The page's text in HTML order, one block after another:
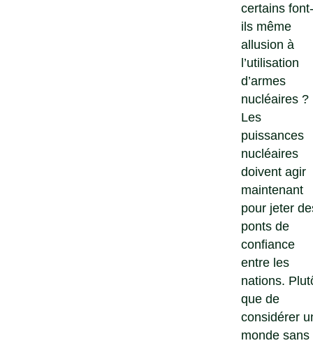
certains font-
ils même
allusion à
l’utilisation
d’armes
nucléaires ?
Les
puissances
nucléaires
doivent agir
maintenant
pour jeter
ponts de
confiance
entre les
nations.
que de
considérer
monde sans